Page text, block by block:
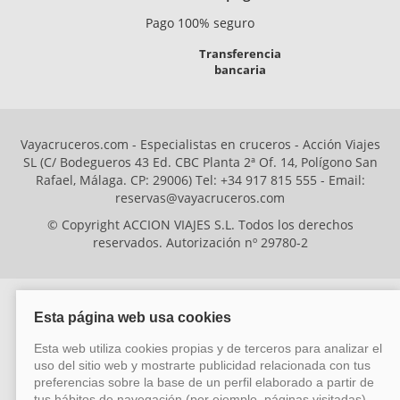
Pago 100% seguro
Transferencia
bancaria
Vayacruceros.com - Especialistas en cruceros - Acción Viajes
SL (C/ Bodegueros 43 Ed. CBC Planta 2ª Of. 14, Polígono San
Rafael, Málaga. CP: 29006) Tel: +34 917 815 555 - Email:
reservas@vayacruceros.com
© Copyright ACCION VIAJES S.L. Todos los derechos
reservados. Autorización nº 29780-2
ACCION VIAJES SL ha sido beneficiaria del Fondo Europeo de Desarrollo
Regional (FEDER), cuyo objetivo es mejorar la competitividad de las pymes